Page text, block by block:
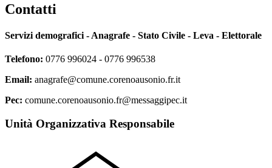
Contatti
Servizi demografici - Anagrafe - Stato Civile - Leva - Elettorale
Telefono: 0776 996024 - 0776 996538
Email: anagrafe@comune.corenoausonio.fr.it
Pec: comune.corenoausonio.fr@messaggipec.it
Unità Organizzativa Responsabile